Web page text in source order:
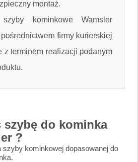
montaż.
szyby kominkowe Wamsler
pośrednictwem firmy kurierskiej
z terminem realizacji podanym
szybę do kominka
?
szyby kominkowej dopasowanej do